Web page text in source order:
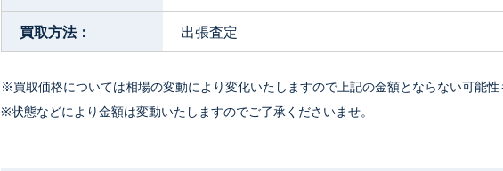
買取方法： 出張査定
※買取価格については相場の変動により変化いたしますので上記の金額とならない可能性
※状態などにより金額は変動いたしますのでご了承くださいませ。